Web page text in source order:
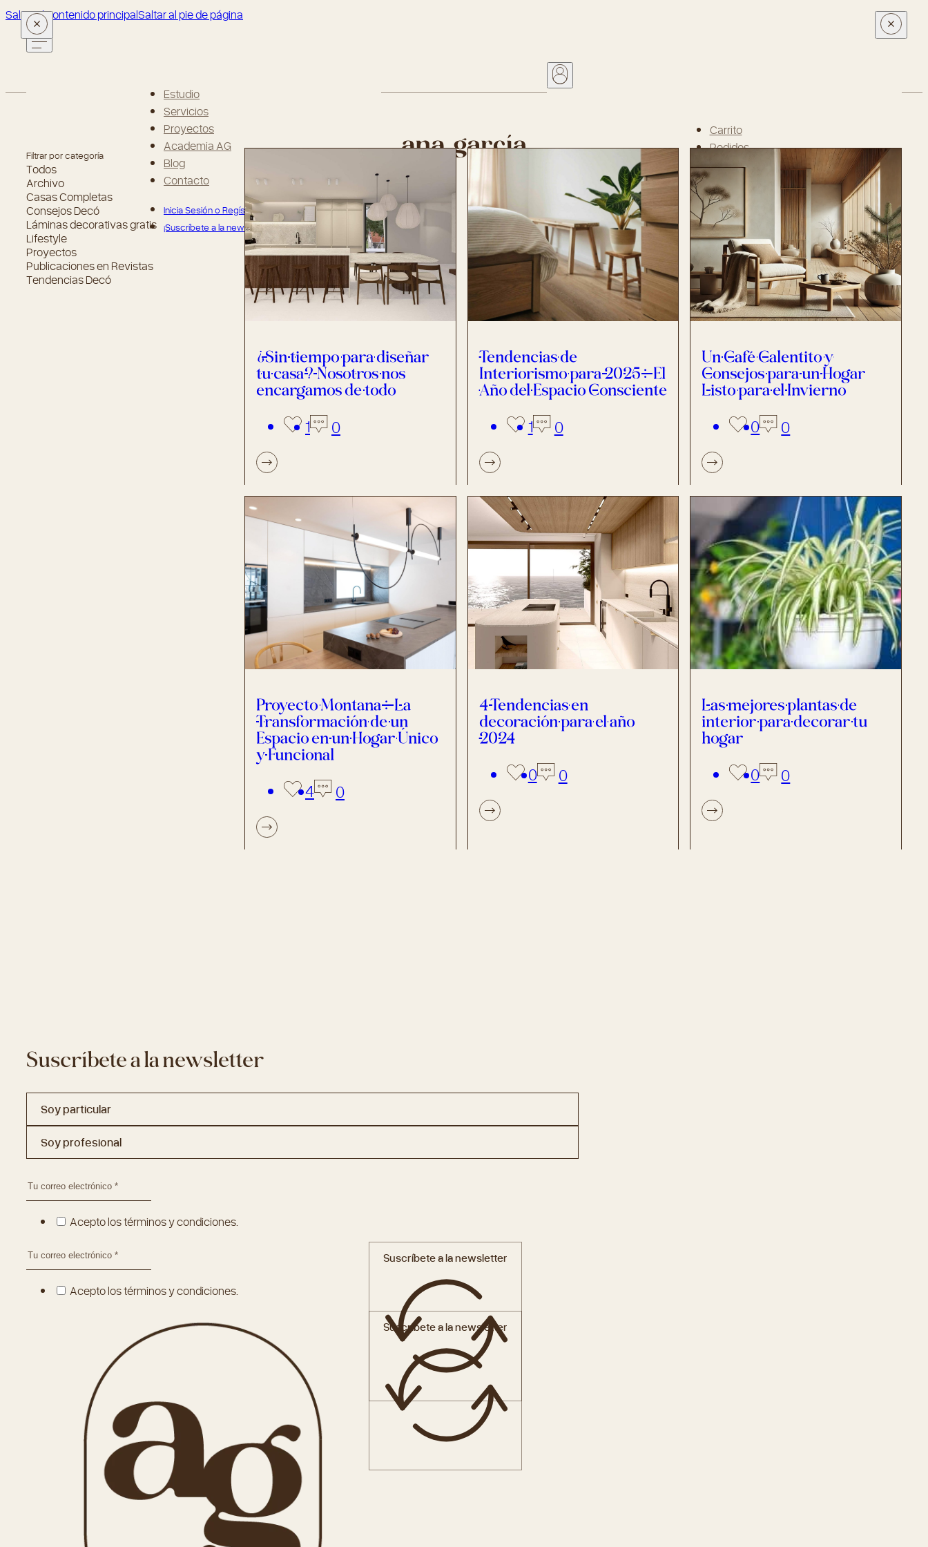
Saltar al contenido principalSaltar al pie de página
Estudio
Servicios
Proyectos
Academia AG
Blog
Contacto
Inicia Sesión o Regístrate
¡Suscríbete a la newsletter!
Carrito
Pedidos
Descargas
Editar perfil
Contraseña
Filtrar por categoría
Todos
Archivo
Casas Completas
Consejos Decó
Láminas decorativas gratis
Lifestyle
Proyectos
Publicaciones en Revistas
Tendencias Decó
¿Sin tiempo para diseñar
tu casa? Nosotros nos
encargamos de todo
1 0
Tendencias de
Interiorismo para 2025: El
Año del Espacio Consciente
1 0
Un Café Calentito y
Consejos para un Hogar
Listo para el Invierno
0 0
Proyecto Montana: La
Transformación de un
Espacio en un Hogar Único
y Funcional
4 0
4 Tendencias en
decoración para el año
2024
0 0
Las mejores plantas de
interior para decorar tu
hogar
0 0
Suscríbete a la newsletter
Soy particular
Soy profesional
Acepto los términos y condiciones.
Suscríbete a la newsletter
Acepto los términos y condiciones.
Suscríbete a la newsletter